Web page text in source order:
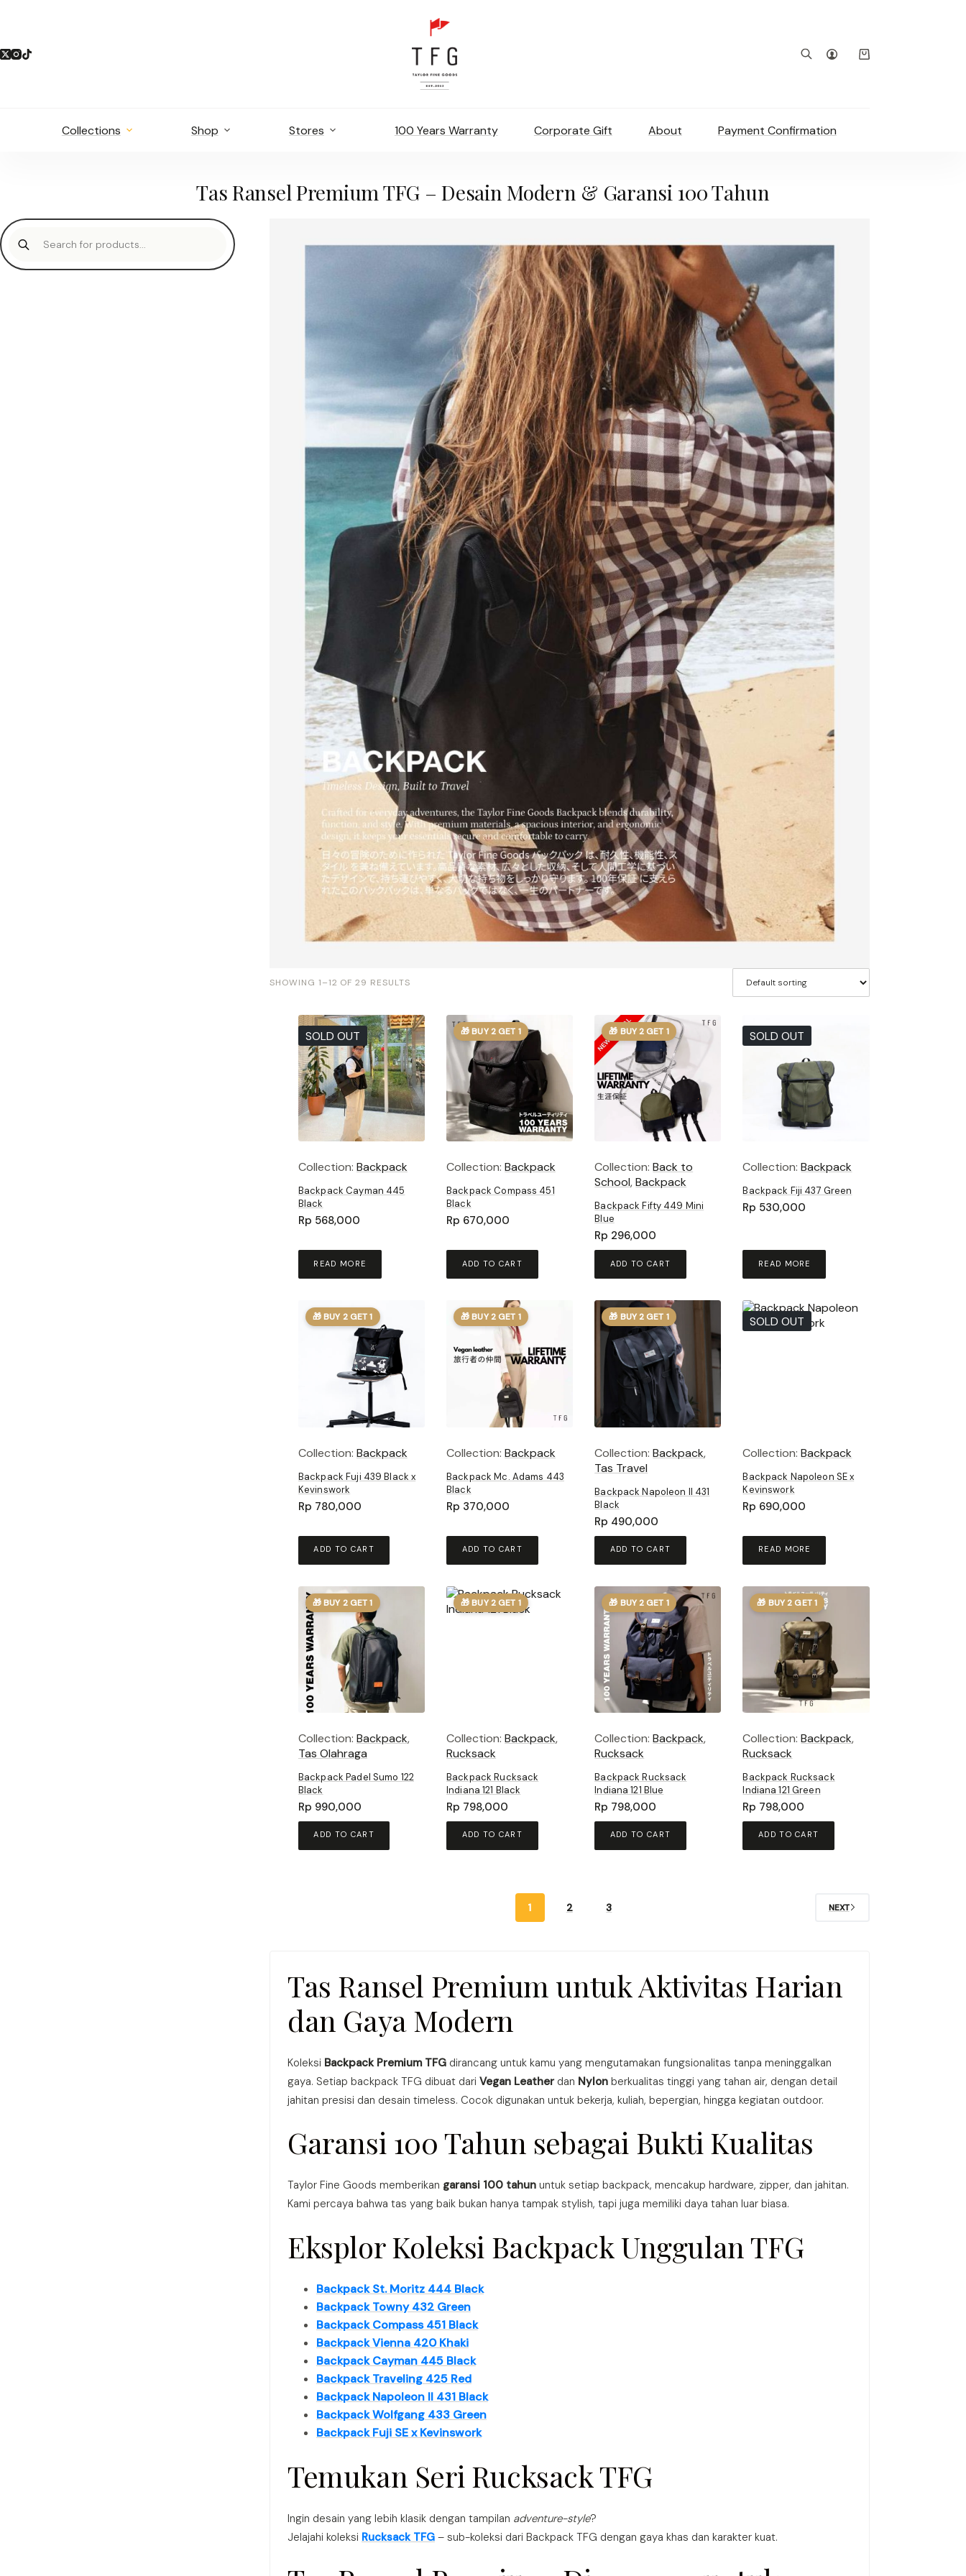
Shopping
Collections Shop Stores 100 Years Warranty Corporate Gift About Payment Confirmation
Tas Ransel Premium TFG – Desain Modern & Garansi 100 Tahun
SHOWING 1–12 OF 29 RESULTS
SOLD OUT
Collection: Backpack
Backpack Cayman 445
Black
Rp 568,000
READ MORE
🎁 BUY 2 GET 1
Collection:Backpack
Backpack Compass 451
Black
Rp 670,000
ADD TO CART
🎁 BUY 2 GET 1
Collection:Back to
School,Backpack
Backpack Fifty 449 Mini
Blue
Rp 296,000
ADD TO CART
SOLD OUT
Collection:Backpack
Backpack Fiji 437 Green
Rp 530,000
READ MORE
🎁 BUY 2 GET 1
Collection: Backpack
Backpack Fuji 439 Black x
Kevinswork
Rp 780,000
ADD TO CART
🎁 BUY 2 GET 1
Collection:Backpack
Backpack Mc. Adams 443
Black
Rp 370,000
ADD TO CART
🎁 BUY 2 GET 1
Collection:Backpack,
Tas Travel
Backpack Napoleon II 431
Black
Rp 490,000
ADD TO CART
SOLD OUT
Collection:Backpack
Backpack Napoleon SE x
Kevinswork
Rp 690,000
READ MORE
🎁 BUY 2 GET 1
Collection: Backpack,
Tas Olahraga
Backpack Padel Sumo 122
Black
Rp 990,000
ADD TO CART
🎁 BUY 2 GET 1
Collection:Backpack,
Rucksack
Backpack Rucksack
Indiana 121 Black
Rp 798,000
ADD TO CART
🎁 BUY 2 GET 1
Collection:Backpack,
Rucksack
Backpack Rucksack
Indiana 121 Blue
Rp 798,000
ADD TO CART
🎁 BUY 2 GET 1
Collection:Backpack,
Rucksack
Backpack Rucksack
Indiana 121 Green
Rp 798,000
ADD TO CART
1 2 3 NEXT
Tas Ransel Premium untuk Aktivitas Harian
dan Gaya Modern
Koleksi Backpack Premium TFGdirancang untuk kamu yang mengutamakan fungsionalitas tanpa meninggalkan
gaya. Setiap backpack TFG dibuat dari Vegan Leatherdan Nylonberkualitas tinggi yang tahan air, dengan detail
jahitan presisi dan desain timeless. Cocok digunakan untuk bekerja, kuliah, bepergian, hingga kegiatan outdoor.
Garansi 100 Tahun sebagai Bukti Kualitas
Taylor Fine Goods memberikan garansi 100 tahununtuk setiap backpack, mencakup hardware, zipper, dan jahitan.
Kami percaya bahwa tas yang baik bukan hanya tampak stylish, tapi juga memiliki daya tahan luar biasa.
Eksplor Koleksi Backpack Unggulan TFG
Backpack St. Moritz 444 Black
Backpack Towny 432 Green
Backpack Compass 451 Black
Backpack Vienna 420 Khaki
Backpack Cayman 445 Black
Backpack Traveling 425 Red
Backpack Napoleon II 431 Black
Backpack Wolfgang 433 Green
Backpack Fuji SE x Kevinswork
Temukan Seri Rucksack TFG
Ingin desain yang lebih klasik dengan tampilan adventure-style?
Jelajahi koleksi Rucksack TFG– sub-koleksi dari Backpack TFG dengan gaya khas dan karakter kuat.
Products
search